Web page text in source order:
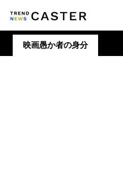
映画愚か者の身分